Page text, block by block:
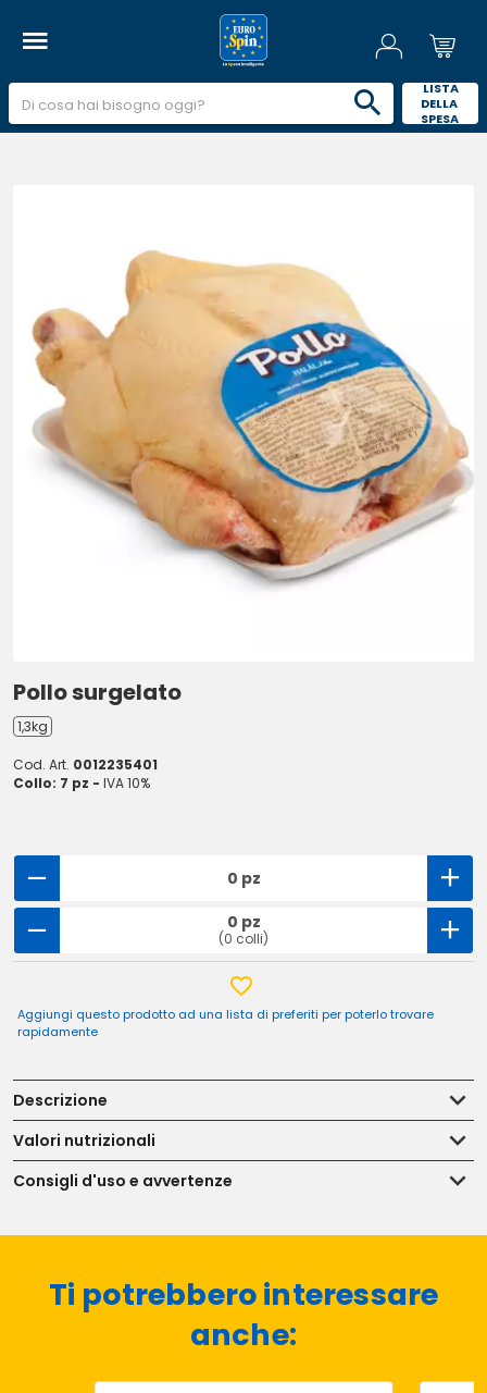
LISTA
DELLA
SPESA
Pollo surgelato
1,3kg
Cod. Art. 0012235401
Collo: 7 pz - IVA 10%
0 pz
0 pz
(0 colli)
Aggiungi questo prodotto ad una lista di preferiti per poterlo trovare
rapidamente
Descrizione
Valori nutrizionali
Consigli d'uso e avvertenze
Ti potrebbero interessare
anche: